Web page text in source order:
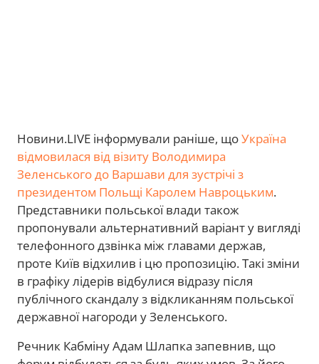
Новини.LIVE інформували раніше, щоУкраїна
відмовилася від візиту Володимира
Зеленського до Варшави для зустрічі з
президентом Польщі Каролем Навроцьким.
Представники польської влади також
пропонували альтернативний варіант у вигляді
телефонного дзвінка між главами держав,
проте Київ відхилив і цю пропозицію. Такі зміни
в графіку лідерів відбулися відразу після
публічного скандалу з відкликанням польської
державної нагороди у Зеленського.
Речник Кабміну Адам Шлапка запевнив, що